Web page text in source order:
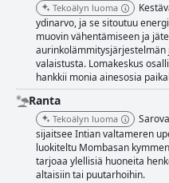
Tekoälyn luoma
ydinarvo, ja se sitoutuu
muovin vähentämiseen ja
valaistusta. Lomakeskus
hankkii monia ainesosia
Ranta
Tekoälyn luoma
sijaitsee Intian valtameren
luokiteltu Mombasan
tarjoaa ylellisiä huoneita
altaisiin tai puutarhoihin.